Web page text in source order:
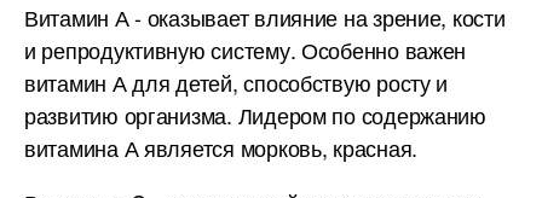
Витамин А - оказывает влияние на зрение, кости
и репродуктивную систему. Особенно важен
витамин А для детей, способствую росту и
развитию организма. Лидером по содержанию
витамина А является морковь, красная.